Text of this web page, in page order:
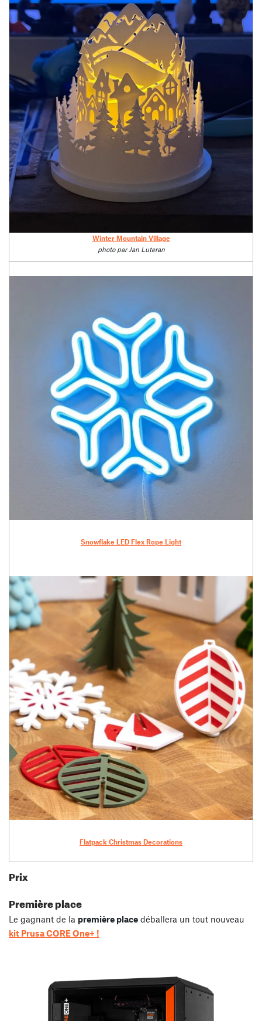
Winter Mountain Village
photo par Jan Luteran
Snowflake LED Flex Rope Light
Flatpack Christmas Decorations
Prix
Première place
Le gagnant de la première place déballera un tout nouveau
kit Prusa CORE One+ !